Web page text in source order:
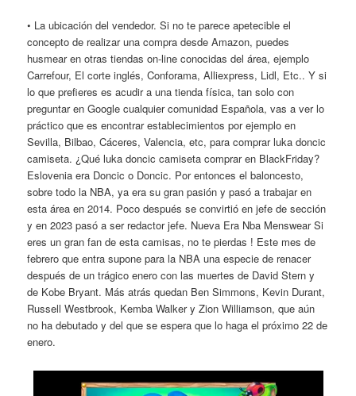
• La ubicación del vendedor. Si no te parece apetecible el
concepto de realizar una compra desde Amazon, puedes
husmear en otras tiendas on-line conocidas del área, ejemplo
Carrefour, El corte inglés, Conforama, Alliexpress, Lidl, Etc.. Y si
lo que prefieres es acudir a una tienda física, tan solo con
preguntar en Google cualquier comunidad Española, vas a ver lo
práctico que es encontrar establecimientos por ejemplo en
Sevilla, Bilbao, Cáceres, Valencia, etc, para comprar luka doncic
camiseta. ¿Qué luka doncic camiseta comprar en BlackFriday?
Eslovenia era Doncic o Doncic. Por entonces el baloncesto,
sobre todo la NBA, ya era su gran pasión y pasó a trabajar en
esta área en 2014. Poco después se convirtió en jefe de sección
y en 2023 pasó a ser redactor jefe. Nueva Era Nba Menswear Si
eres un gran fan de esta camisas, no te pierdas ! Este mes de
febrero que entra supone para la NBA una especie de renacer
después de un trágico enero con las muertes de David Stern y
de Kobe Bryant. Más atrás quedan Ben Simmons, Kevin Durant,
Russell Westbrook, Kemba Walker y Zion Williamson, que aún
no ha debutado y del que se espera que lo haga el próximo 22 de
enero.